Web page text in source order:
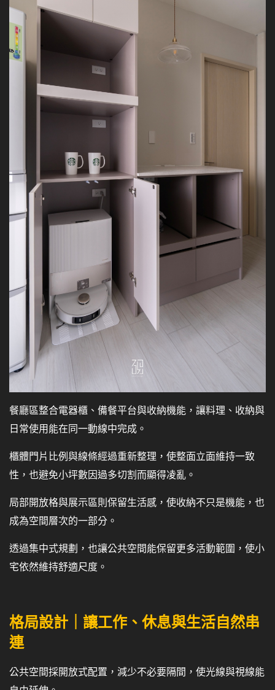
餐廳區整合電器櫃、備餐平台與收納機能，讓料理、收納與
日常使用能在同一動線中完成。
櫃體門片比例與線條經過重新整理，使整面立面維持一致
性，也避免小坪數因過多切割而顯得凌亂。
局部開放格與展示區則保留生活感，使收納不只是機能，也
成為空間層次的一部分。
透過集中式規劃，也讓公共空間能保留更多活動範圍，使小
宅依然維持舒適尺度。
格局設計｜讓工作、休息與生活自然串
連
公共空間採開放式配置，減少不必要隔間，使光線與視線能